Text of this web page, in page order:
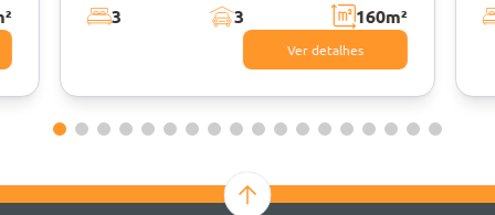
3 3 160m²
Ver detalhes